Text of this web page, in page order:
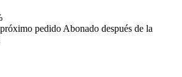
pedido Abonado después de la